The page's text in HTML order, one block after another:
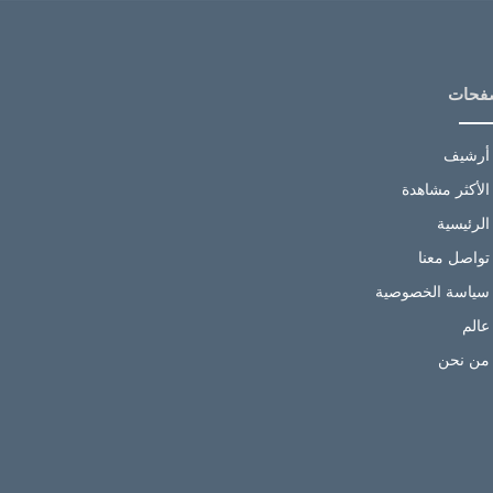
أرشيف
الأكثر مشاهدة
الرئيسية
تواصل معنا
سياسة الخصوصية
عالم
من نحن